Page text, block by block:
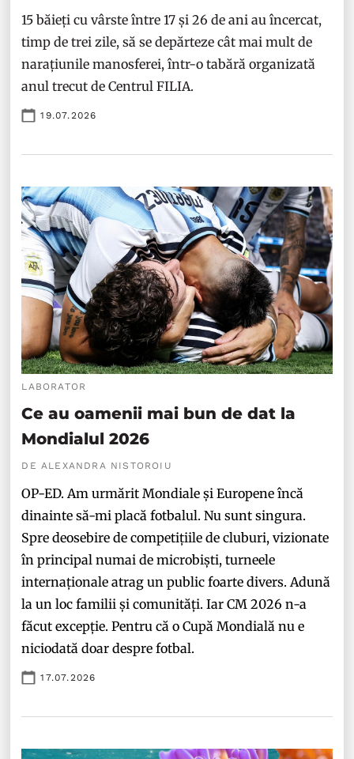
15 băieți cu vârste între 17 și 26 de ani au încercat,
timp de trei zile, să se depărteze cât mai mult de
narațiunile manosferei, într-o tabără organizată
anul trecut de Centrul FILIA.
19.07.2026
LABORATOR
Ce au oamenii mai bun de dat la
Mondialul 2026
DE ALEXANDRA NISTOROIU
OP-ED. Am urmărit Mondiale și Europene încă
dinainte să-mi placă fotbalul. Nu sunt singura.
Spre deosebire de competițiile de cluburi, vizionate
în principal numai de microbiști, turneele
internaționale atrag un public foarte divers. Adună
la un loc familii și comunități. Iar CM 2026 n-a
făcut excepție. Pentru că o Cupă Mondială nu e
niciodată doar despre fotbal.
17.07.2026